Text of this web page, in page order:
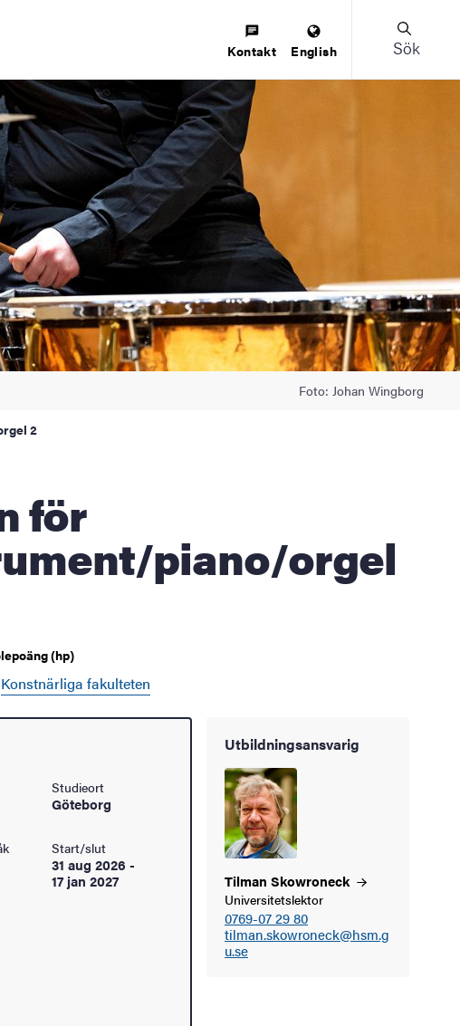
Kontakt English Sök
Foto: Johan Wingborg
2
piano/orgel
(hp)
Konstnärliga fakulteten
Studieort
Göteborg
Start/slut
31 aug 2026 -
17 jan 2027
Utbildningsansvarig
Tilman Skowroneck
Universitetslektor
0769-07 29 80
tilman.skowroneck@hsm.g
u.se